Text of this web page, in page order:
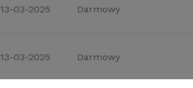
13-03-2025 Darmowy
13-03-2025 Darmowy